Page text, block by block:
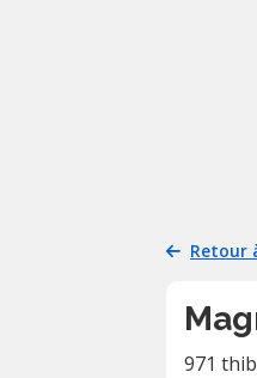
Retour
971